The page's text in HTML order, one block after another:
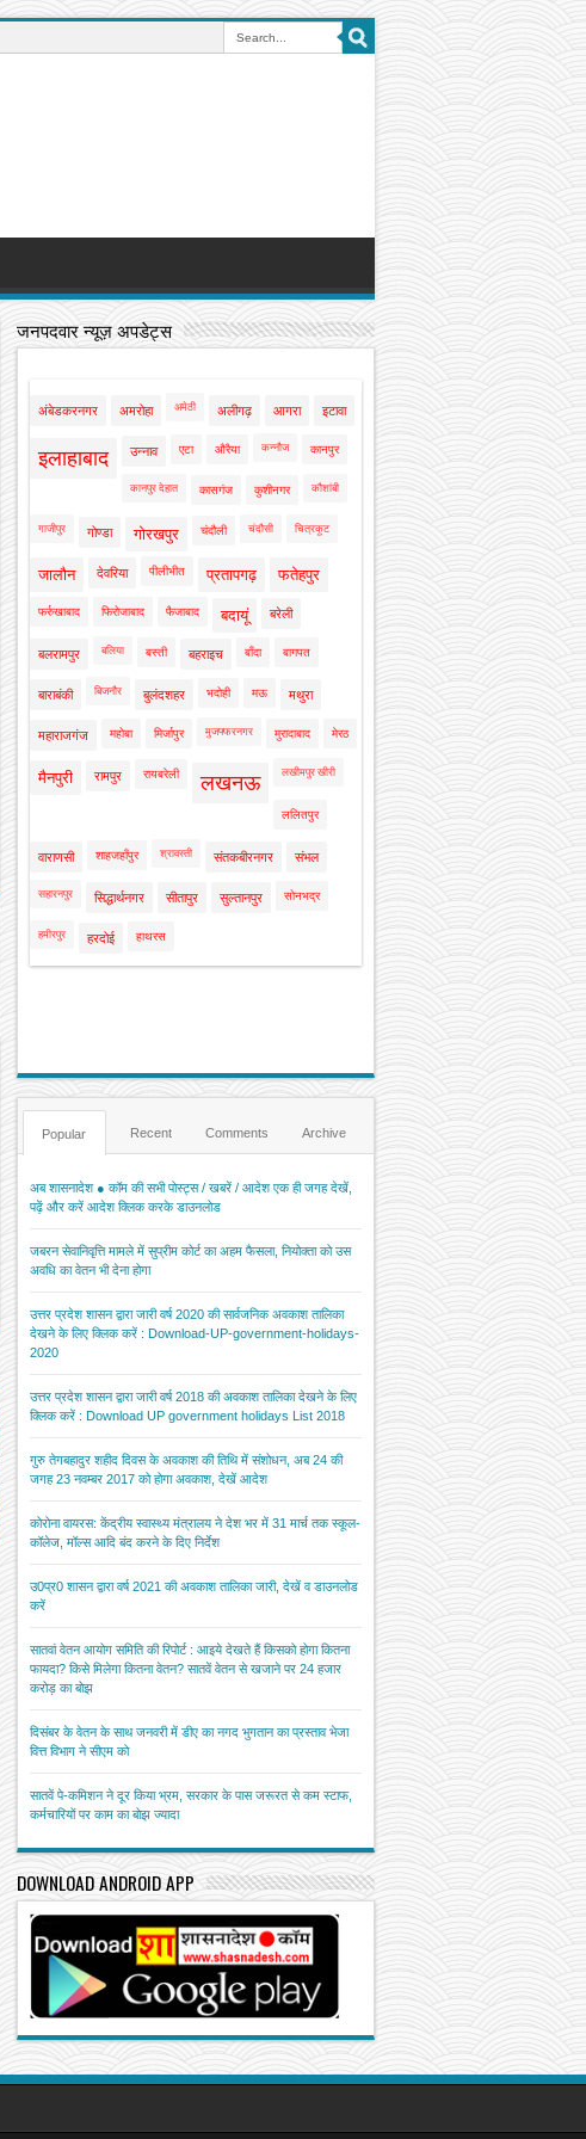
जनपदवार न्यूज़ अपडेट्स
अंबेडकरनगर अमरोहा अमेठी अलीगढ़ आगरा इटावा
इलाहाबाद उन्नाव एटा औरैया कन्नौज कानपुर
कानपुर देहात कासगंज कुशीनगर कौशांबी
गाजीपुर गोण्डा गोरखपुर चंदौली चंदौसी चित्रकूट
जालौन देवरिया पीलीभीत प्रतापगढ़ फतेहपुर
फर्रुखाबाद फिरोजाबाद फैजाबाद बदायूं बरेली
बलरामपुर बलिया बस्ती बहराइच बाँदा बागपत
बाराबंकी बिजनौर बुलंदशहर भदोही मऊ मथुरा
महाराजगंज महोबा मिर्जापुर मुजफ्फरनगर मुरादाबाद मेरठ
मैनपुरी रामपुर रायबरेली लखनऊ लखीमपुर खीरी
ललितपुर
वाराणसी शाहजहाँपुर श्रावस्ती संतकबीरनगर संभल
सहारनपुर सिद्धार्थनगर सीतापुर सुल्तानपुर सोनभद्र
हमीरपुर हरदोई हाथरस
Popular Recent Comments Archive
अब शासनादेश ● कॉम की सभी पोस्ट्स / खबरें / आदेश एक ही जगह देखें,
पढ़ें और करें आदेश क्लिक करके डाउनलोड
जबरन सेवानिवृत्ति मामले में सुप्रीम कोर्ट का अहम फैसला, नियोक्ता को उस
अवधि का वेतन भी देना होगा
उत्तर प्रदेश शासन द्वारा जारी वर्ष 2020 की सार्वजनिक अवकाश तालिका
देखने के लिए क्लिक करें : Download-UP-government-holidays-
2020
उत्तर प्रदेश शासन द्वारा जारी वर्ष 2018 की अवकाश तालिका देखने के लिए
क्लिक करें : Download UP government holidays List 2018
गुरु तेगबहादुर शहीद दिवस के अवकाश की तिथि में संशोधन, अब 24 की
जगह 23 नवम्बर 2017 को होगा अवकाश, देखें आदेश
कोरोना वायरस: केंद्रीय स्वास्थ्य मंत्रालय ने देश भर में 31 मार्च तक स्कूल-
कॉलेज, मॉल्स आदि बंद करने के दिए निर्देश
उ0प्र0 शासन द्वारा वर्ष 2021 की अवकाश तालिका जारी, देखें व डाउनलोड
करें
सातवां वेतन आयोग समिति की रिपोर्ट : आइये देखते हैं किसको होगा कितना
फायदा? किसे मिलेगा कितना वेतन? सातवें वेतन से खजाने पर 24 हजार
करोड़ का बोझ
दिसंबर के वेतन के साथ जनवरी में डीए का नगद भुगतान का प्रस्ताव भेजा
वित्त विभाग ने सीएम को
सातवें पे-कमिशन ने दूर किया भ्रम, सरकार के पास जरूरत से कम स्टाफ,
कर्मचारियों पर काम का बोझ ज्यादा
DOWNLOAD ANDROID APP